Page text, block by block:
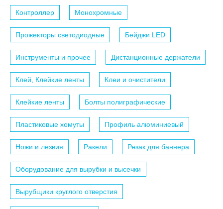
Контроллер Монохромные
Прожекторы светодиодные Бейджи LED
Инструменты и прочее Дистанционные держатели
Клей, Клейкие ленты Клеи и очистители
Клейкие ленты Болты полиграфические
Пластиковые хомуты Профиль алюминиевый
Ножи и лезвия Ракели Резак для баннера
Оборудование для вырубки и высечки
Вырубщики круглого отверстия